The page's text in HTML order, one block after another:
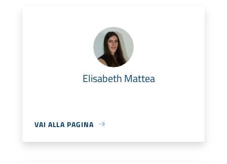
Elisabeth Mattea
VAI ALLA PAGINA